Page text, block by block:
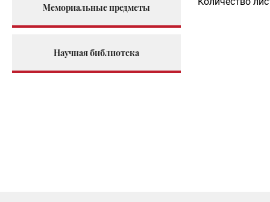
Мемориальные предметы
Научная библиотека